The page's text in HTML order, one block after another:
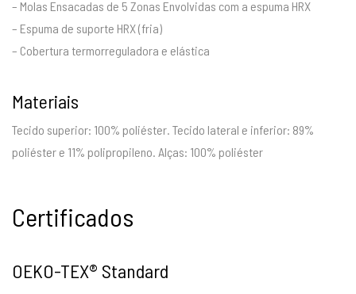
– Molas Ensacadas de 5 Zonas Envolvidas com a espuma HRX
– Espuma de suporte HRX (fria)
– Cobertura termorreguladora e elástica
Materiais
Tecido superior: 100% poliéster. Tecido lateral e inferior: 89%
poliéster e 11% polipropileno. Alças: 100% poliéster
Certificados
OEKO-TEX® Standard